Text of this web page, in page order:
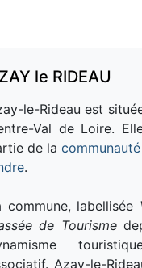
le RIDEAU
le-Rideau est
Val de Loire.
de la
.
commune, labellisée
de Tourisme
Azay-le-